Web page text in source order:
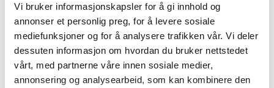
Vi bruker informasjonskapsler for å gi innhold og
annonser et personlig preg, for å levere sosiale
mediefunksjoner og for å analysere trafikken vår. Vi deler
dessuten informasjon om hvordan du bruker nettstedet
vårt, med partnerne våre innen sosiale medier,
annonsering og analysearbeid, som kan kombinere den
skinn. Den har en komfortabel skinnfôr og en solid såle som gir godt
grep. Perfekt for både avslapning hjemme og uformelle utflukter,
kombinerer den stil og funksjonalitet på en elegant måte.
Art. nr.
11267402
1032760